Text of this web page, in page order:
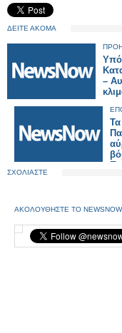
ΔΕΙΤΕ ΑΚΟΜΑ
–
ΣΧΟΛΙΑΣΤΕ
ΑΚΟΛΟΥΘΗΣΤΕ ΤΟ